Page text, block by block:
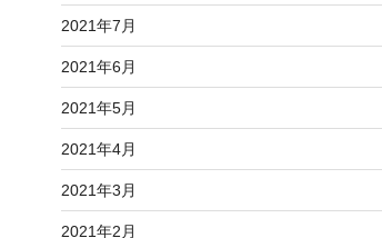
2021年7月
2021年6月
2021年5月
2021年4月
2021年3月
2021年2月